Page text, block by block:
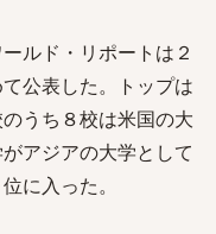
ルド・リポートは２
公表した。トップは
うち８校は米国の大
アジアの大学として
に入った。